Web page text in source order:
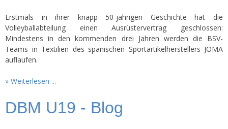
Erstmals in ihrer knapp 50-jährigen Geschichte hat die
Volleyballabteilung einen Ausrüstervertrag geschlossen:
Mindestens in den kommenden drei Jahren werden die BSV-
Teams in Textilien des spanischen Sportartikelherstellers JOMA
auflaufen.
Weiterlesen ...
DBM U19 - Blog